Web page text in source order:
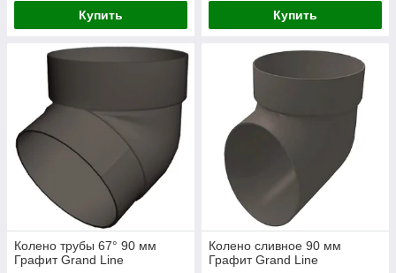
Купить Купить
Колено трубы 67° 90 мм
Графит Grand Line
Колено сливное 90 мм
Графит Grand Line